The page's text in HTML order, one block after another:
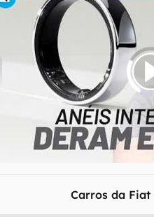
00:00/21:11
Carros da